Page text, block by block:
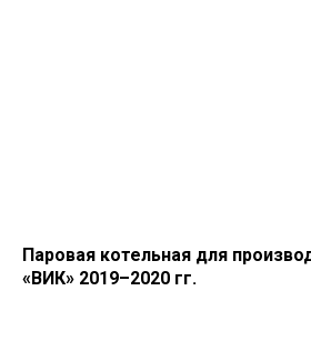
Паровая котельная для
«ВИК» 2019–2020 гг.